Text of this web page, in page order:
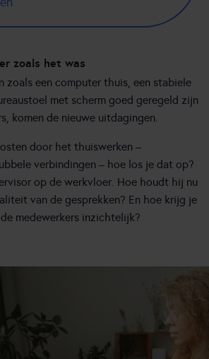
zoals het was
zoals een computer thuis, een stabiele
met scherm goed geregeld zijn
komen de nieuwe uitdagingen.
door het thuiswerken –
verbindingen – hoe los je dat op?
op de werkvloer. Hoe houdt hij nu
van de gesprekken? En hoe krijg je
medewerkers inzichtelijk?